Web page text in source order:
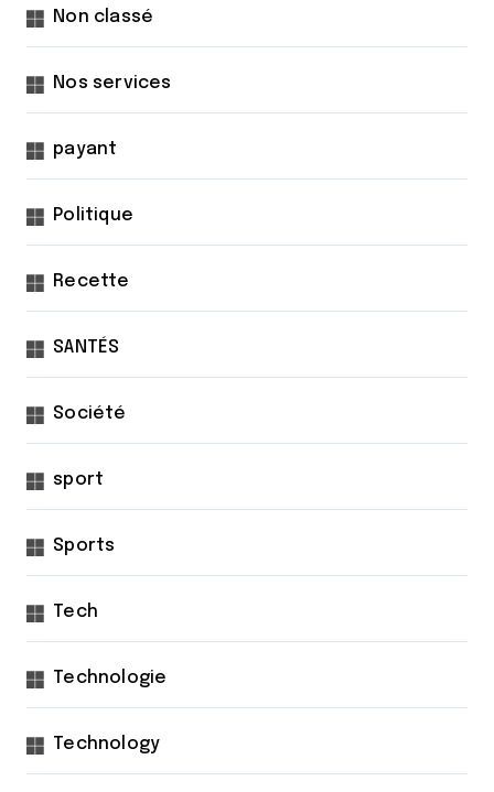
Non classé
Nos services
payant
Politique
Recette
SANTÉS
Société
sport
Sports
Tech
Technologie
Technology